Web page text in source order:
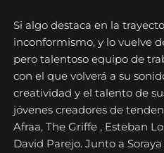
Si algo destaca en la
inconformismo, y lo vuelve
pero talentoso equipo de
con el que volverá a su
creatividad y el talento de
jóvenes creadores de
Afraa, The Griffe , Esteban
David Parejo. Junto a